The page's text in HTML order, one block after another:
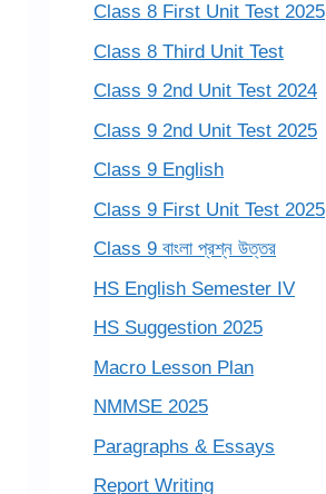
Class 8 First Unit Test 2025
Class 8 Third Unit Test
Class 9 2nd Unit Test 2024
Class 9 2nd Unit Test 2025
Class 9 English
Class 9 First Unit Test 2025
Class 9 বাংলা প্রশ্ন উত্তর
HS English Semester IV
HS Suggestion 2025
Macro Lesson Plan
NMMSE 2025
Paragraphs & Essays
Report Writing